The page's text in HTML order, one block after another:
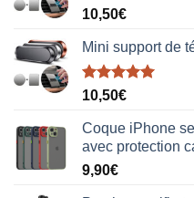
10,50€
Mini support de
Note5.00
10,50€
Coque iPhone
avec protection
9,90€